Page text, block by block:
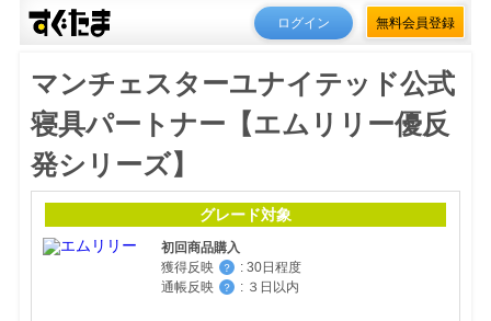
ログイン 無料会員登録
マンチェスターユナイテッド公式
寝具パートナー【エムリリー優反
発シリーズ】
グレード対象
初回商品購入
獲得反映
？ : 30日程度
通帳反映
？ : ３日以内